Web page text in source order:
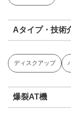
Aタイプ・技術
ディスクアップ
爆裂AT機